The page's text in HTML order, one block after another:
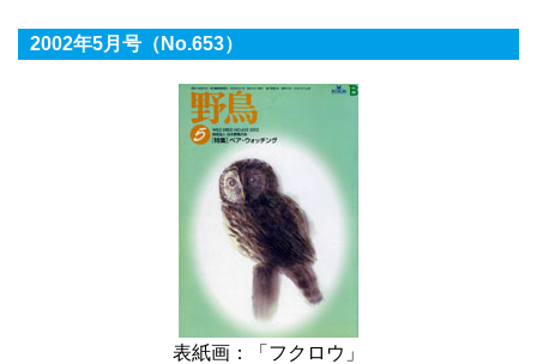
2002年5月号（No.653）
表紙画：「フクロウ」